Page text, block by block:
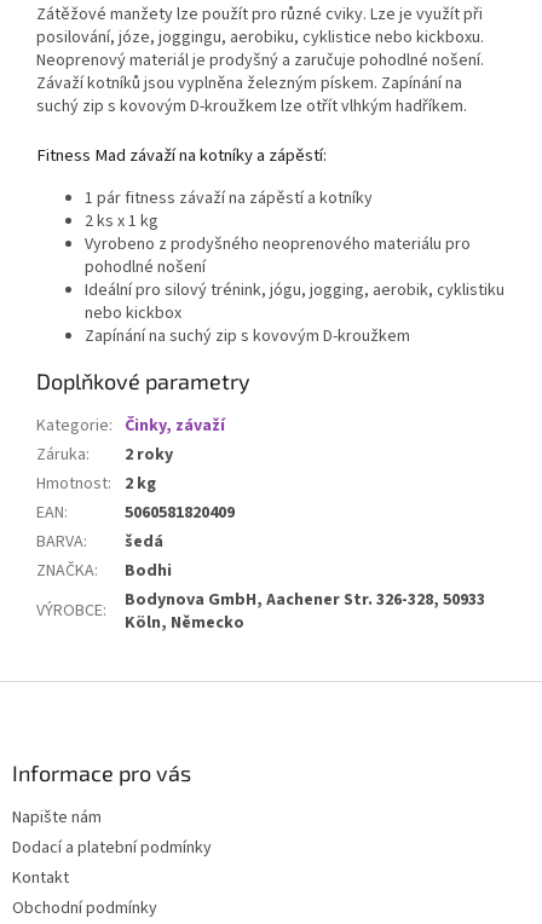
Zátěžové manžety lze použít pro různé cviky. Lze je využít při
posilování, józe, joggingu, aerobiku, cyklistice nebo kickboxu.
Neoprenový materiál je prodyšný a zaručuje pohodlné nošení.
Závaží kotníků jsou vyplněna železným pískem. Zapínání na
suchý zip s kovovým D-kroužkem lze otřít vlhkým hadříkem.
Fitness Mad závaží na kotníky a zápěstí:
1 pár fitness závaží na zápěstí a kotníky
2 ks x 1 kg
Vyrobeno z prodyšného neoprenového materiálu pro
pohodlné nošení
Ideální pro silový trénink, jógu, jogging, aerobik, cyklistiku
nebo kickbox
Zapínání na suchý zip s kovovým D-kroužkem
Doplňkové parametry
Kategorie: Činky, závaží
Záruka:
2 roky
Hmotnost:
2 kg
EAN:
5060581820409
BARVA:
šedá
ZNAČKA:
Bodhi
VÝROBCE:
Bodynova GmbH, Aachener Str. 326-328, 50933
Köln, Německo
Informace pro vás
Napište nám
Dodací a platební podmínky
Kontakt
Obchodní podmínky